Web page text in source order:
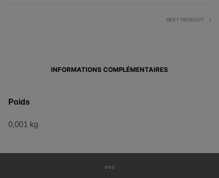
NEXT PRODUCT
INFORMATIONS COMPLÉMENTAIRES
Poids
0,001 kg